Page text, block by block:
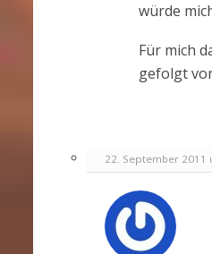
würde
Für mich
gefolgt
22. September 2011